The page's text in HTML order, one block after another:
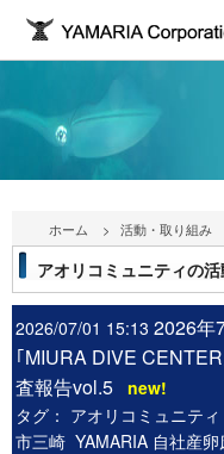
ホーム 活動・取り組み
アオリコミュニティの
2026/07/01 15:13 2026
｢MIURA DIVE
査報告vol.5 new!
タグ： アオリコミュニティ
市三崎 YAMARIA 自社産卵